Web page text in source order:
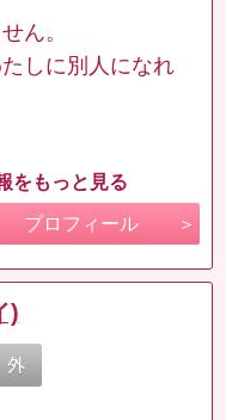
ん。
しに別人になれ
をもっと見る
プロフィール
)